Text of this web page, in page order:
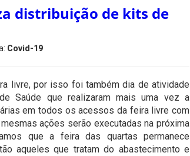
distribuição de kits de
Covid-19
livre, por isso foi também dia de atividade
Saúde que realizaram mais uma vez a
em todos os acessos da feira livre com
ações serão executadas na próxima
que a feira das quartas permanece
aqueles que tratam do abastecimento e